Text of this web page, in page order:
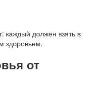
каждый должен взять в
здоровьем.
от